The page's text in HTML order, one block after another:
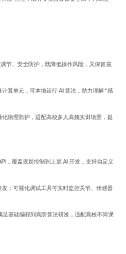
节、安全防护，既降低操作风险，又保留底
算单元，可本地运行 AI 算法，助力理解 “感
物理防护，适配高校多人高频实训场景，提
，覆盖底层控制到上层 AI 开发，支持自定义
；可视化调试工具可实时监控关节、传感器
足基础编程到高阶算法研发，适配高校不同课